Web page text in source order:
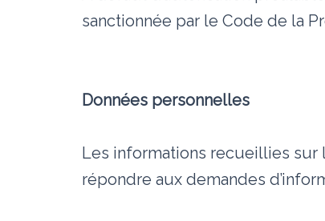
sanctionnée par le Code de la
Données personnelles
Les informations recueillies sur
répondre aux demandes